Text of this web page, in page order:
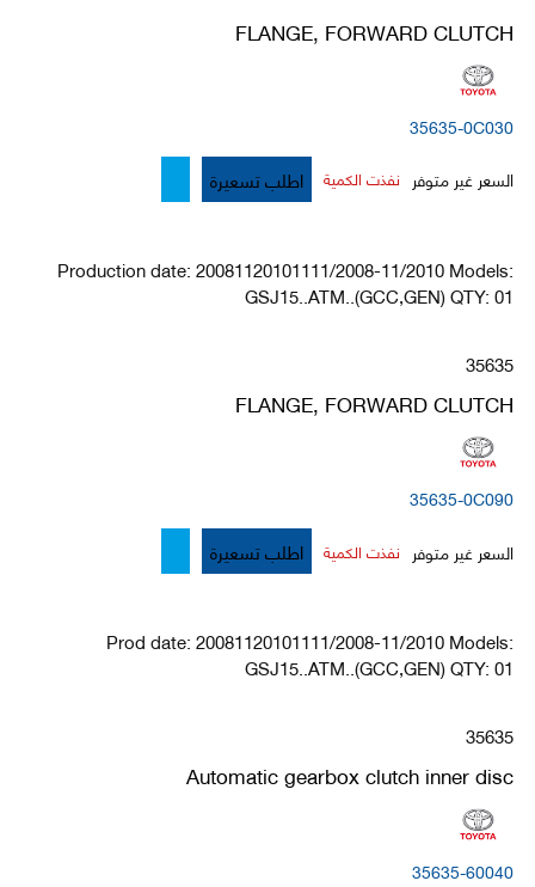
FLANGE, FORWARD CLUTCH
35635-0C030
السعر غير متوفر نفذت الكمية اطلب تسعيرة
Production date: 20081120101111/2008-11/2010 Models:
GSJ15..ATM..(GCC,GEN) QTY: 01
35635
FLANGE, FORWARD CLUTCH
35635-0C090
السعر غير متوفر نفذت الكمية اطلب تسعيرة
Prod date: 20081120101111/2008-11/2010 Models:
GSJ15..ATM..(GCC,GEN) QTY: 01
35635
Automatic gearbox clutch inner disc
35635-60040